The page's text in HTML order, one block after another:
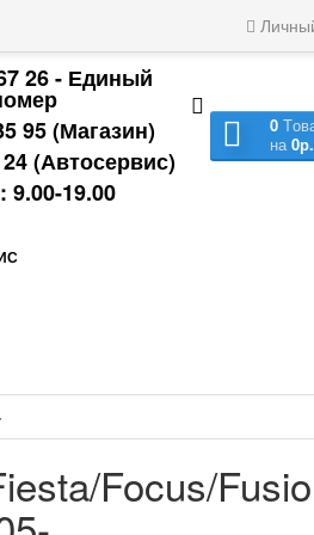
26 - Единый
95 (Магазин)
(Автосервис)
19.00
0
на0р.
Focus/